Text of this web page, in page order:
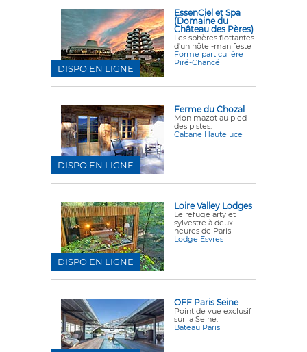
EssenCiel et Spa
(Domaine du
Château des Pères)
Les sphères flottantes
d'un hôtel-manifeste
Forme particulière
Piré-Chancé
DISPO EN LIGNE
Ferme du Chozal
Mon mazot au pied
des pistes.
Cabane Hauteluce
DISPO EN LIGNE
Loire Valley Lodges
Le refuge arty et
sylvestre à deux
heures de Paris
Lodge Esvres
DISPO EN LIGNE
OFF Paris Seine
Point de vue exclusif
sur la Seine.
Bateau Paris